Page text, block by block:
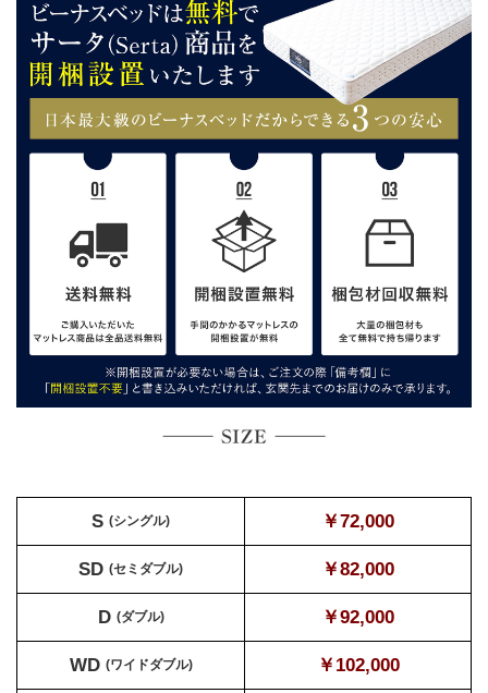
S (シングル) ￥72,000
SD (セミダブル) ￥82,000
D (ダブル) ￥92,000
WD (ワイドダブル) ￥102,000